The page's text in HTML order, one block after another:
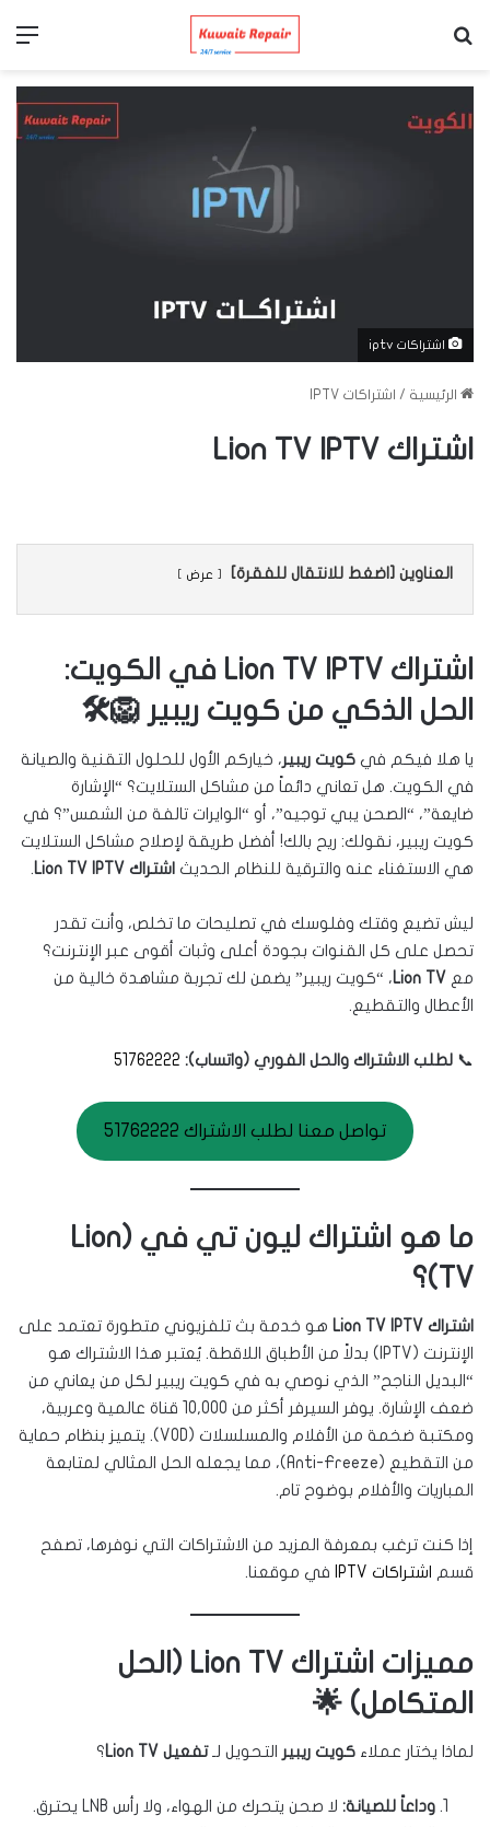
اشتراكات iptv
الرئيسية / اشتراكات IPTV
اشتراك Lion TV IPTV
العناوين [اضغط للانتقال للفقرة] عرض
اشتراك Lion TV IPTV في الكويت:
الحل الذكي من كويت ريبير 🦁🛠️
يا هلا فيكم في كويت ريبير، خياركم الأول للحلول التقنية والصيانة
في الكويت. هل تعاني دائماً من مشاكل الستلايت؟ “الإشارة
ضايعة”، “الصحن يبي توجيه”، أو “الوايرات تالفة من الشمس”؟ في
كويت ريبير، نقولك: ريح بالك! أفضل طريقة لإصلاح مشاكل الستلايت
هي الاستغناء عنه والترقية للنظام الحديث اشتراك Lion TV IPTV .
ليش تضيع وقتك وفلوسك في تصليحات ما تخلص، وأنت تقدر
تحصل على كل القنوات بجودة أعلى وثبات أقوى عبر الإنترنت؟
مع Lion TV، “كويت ريبير” يضمن لك تجربة مشاهدة خالية من
الأعطال والتقطيع.
📞 لطلب الاشتراك والحل الفوري (واتساب): 51762222
تواصل معنا لطلب الاشتراك 51762222
ما هو اشتراك ليون تي في (Lion
TV)؟
اشتراك Lion TV IPTV
هو خدمة بث تلفزيوني متطورة تعتمد على
الإنترنت (IPTV) بدلاً من الأطباق اللاقطة. يُعتبر هذا الاشتراك هو
“البديل الناجح” الذي نوصي به في كويت ريبير لكل من يعاني من
ضعف الإشارة. يوفر السيرفر أكثر من 10,000 قناة عالمية وعربية،
ومكتبة ضخمة من الأفلام والمسلسلات (VOD). يتميز بنظام حماية
من التقطيع (Anti-Freeze)، مما يجعله الحل المثالي لمتابعة
المباريات والأفلام بوضوح تام.
إذا كنت ترغب بمعرفة المزيد من الاشتراكات التي نوفرها، تصفح
قسم
اشتراكات IPTV في موقعنا.
مميزات اشتراك Lion TV (الحل
المتكامل) 🌟
لماذا يختار عملاء كويت ريبير التحويل لـتفعيل Lion TV ؟
وداعاً للصيانة:
لا صحن يتحرك من الهواء، ولا رأس LNB يحترق.